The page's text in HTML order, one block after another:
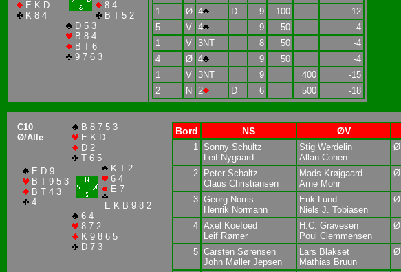
E K D
K 8 4
8 4
B T 5 2
D 5 3
B 8 4
B T 6
9 7 6 3
1
Ø 4 D 9 100
12
5
V 4 9 50
-4
1
V 3NT 8 50
-4
4
Ø 4 9 50
-4
1
V 3NT 9 400
-15
2
N 2 D 6 500 -18
C10
Ø/Alle
B 8 7 5 3
E K D
D 2
T 6 5
E D 9
B T 9 5 3
B T 4 3
4
K T 2
6 4
E 7
E K B 9 8 2
6 4
8 7 2
K 9 8 6 5
D 7 3
Bord NS ØV
1 Sonny Schultz
Leif Nygaard
Stig Werdelin
Allan Cohen
Ø
2
Peter Schaltz
Claus Christiansen
Mads Krøjgaard
Arne Mohr
Ø
3 Georg Norris
Henrik Normann
Erik Lund
Niels J. Tobiasen
Ø
4 Axel Koefoed
Leif Rømer
H.C. Gravesen
Poul Clemmensen
Ø
5 Carsten Sørensen
John Møller Jepsen
Lars Blakset
Mathias Bruun
Ø